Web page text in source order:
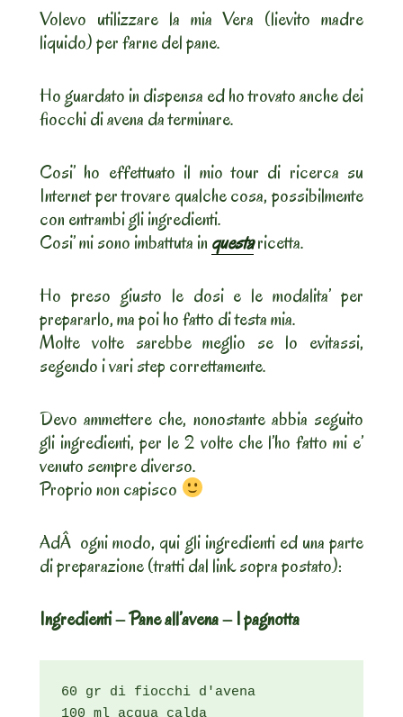
Volevo utilizzare la mia Vera (lievito madre
liquido) per farne del pane.
Ho guardato in dispensa ed ho trovato anche dei
fiocchi di avena da terminare.
Cosi’ ho effettuato il mio tour di ricerca su
Internet per trovare qualche cosa, possibilmente
con entrambi gli ingredienti.
Cosi’ mi sono imbattuta in questaricetta.
Ho preso giusto le dosi e le modalita’ per
prepararlo, ma poi ho fatto di testa mia.
Molte volte sarebbe meglio se lo evitassi,
segendo i vari step correttamente.
Devo ammettere che, nonostante abbia seguito
gli ingredienti, per le 2 volte che l’ho fatto mi e’
venuto sempre diverso.
Proprio non capisco
AdÂ ogni modo, qui gli ingredienti ed una parte
di preparazione (tratti dal link sopra postato):
Ingredienti – Pane all’avena – 1 pagnotta
60 gr di fiocchi d'avena